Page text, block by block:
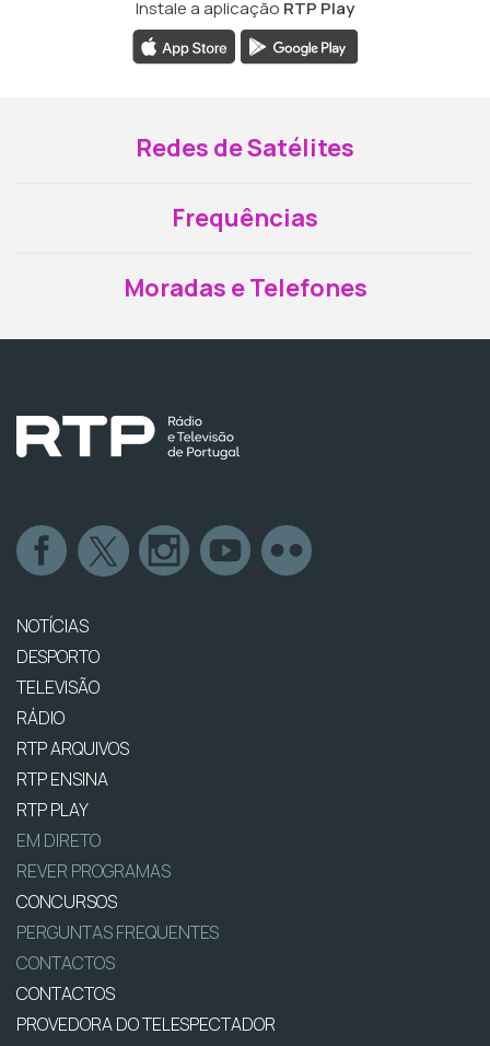
Instale a aplicação RTP Play
Redes de Satélites
Frequências
Moradas e Telefones
NOTÍCIAS
DESPORTO
TELEVISÃO
RÁDIO
RTP ARQUIVOS
RTP ENSINA
RTP PLAY
EM DIRETO
REVER PROGRAMAS
CONCURSOS
PERGUNTAS FREQUENTES
CONTACTOS
CONTACTOS
PROVEDORA DO TELESPECTADOR